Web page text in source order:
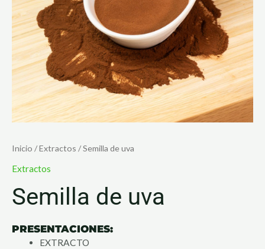
Inicio /Extractos / Semilla de uva
Extractos
Semilla de uva
PRESENTACIONES:
EXTRACTO